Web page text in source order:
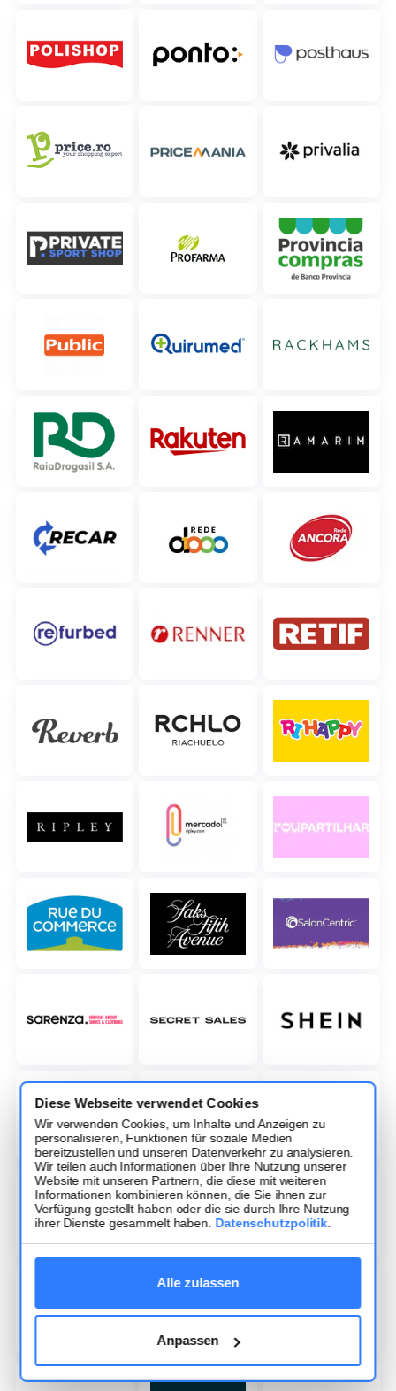
Diese Webseite verwendet Cookies
Wir verwenden Cookies, um Inhalte und Anzeigen zu
personalisieren, Funktionen für soziale Medien
bereitzustellen und unseren Datenverkehr zu analysieren.
Wir teilen auch Informationen über Ihre Nutzung unserer
Website mit unseren Partnern, die diese mit weiteren
Informationen kombinieren können, die Sie ihnen zur
Verfügung gestellt haben oder die sie durch Ihre Nutzung
ihrer Dienste gesammelt haben. Datenschutzpolitik
Alle zulassen
Anpassen